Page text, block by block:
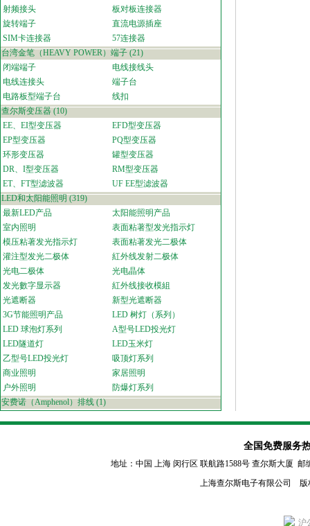
射频接头
板对板连接器
旋转端子
直流电源插座
SIM卡连接器
57连接器
台湾金笔（HEAVY POWER）端子 (21)
闭端端子
电线接线头
电线连接头
端子台
电路板型端子台
线扣
查尔斯变压器 (10)
EE、EI型变压器
EFD型变压器
EP型变压器
PQ型变压器
环形变压器
罐型变压器
DR、I型变压器
RM型变压器
ET、FT型滤波器
UF EE型滤波器
LED和太阳能照明 (319)
最新LED产品
太阳能照明产品
室内照明
表面粘著型发光指示灯
模压粘著发光指示灯
表面粘著发光二极体
灌注型发光二极体
紅外线发射二极体
光电二极体
光电晶体
发光數字显示器
紅外线接收模組
光遮断器
新型光遮断器
3G节能照明产品
LED 树灯（系列）
LED 球泡灯系列
A型号LED投光灯
LED隧道灯
LED玉米灯
乙型号LED投光灯
吸顶灯系列
商业照明
家居照明
户外照明
防爆灯系列
安费诺（Amphenol）排线 (1)
全国免费服务
地址：中国 上海 闵行区 联航路1588号 查尔斯大厦 邮
上海查尔斯电子有限公司
沪